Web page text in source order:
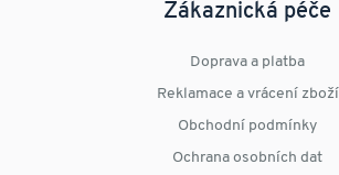
Zákaznická péče
Doprava a platba
Reklamace a vrácení zboží
Obchodní podmínky
Ochrana osobních dat